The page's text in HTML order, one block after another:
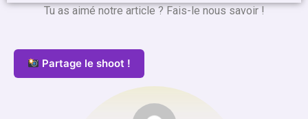
Tu as aimé notre article ? Fais-le nous savoir !
Partage le shoot !